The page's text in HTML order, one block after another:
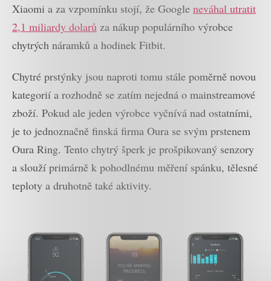
Xiaomi a za vzpomínku stojí, že Google neváhal utratit
2,1 miliardy dolarů za nákup populárního výrobce
chytrých náramků a hodinek Fitbit.
Chytré prstýnky jsou naproti tomu stále poměrně novou
kategorií a rozhodně se zatím nejedná o mainstreamové
zboží. Pokud ale jeden výrobce vyčnívá nad ostatními,
je to jednoznačně finská firma Oura se svým prstenem
Oura Ring. Tento chytrý šperk je prošpikovaný senzory
a slouží primárně k pohodlnému měření spánku, tělesné
teploty a druhotně také aktivity.